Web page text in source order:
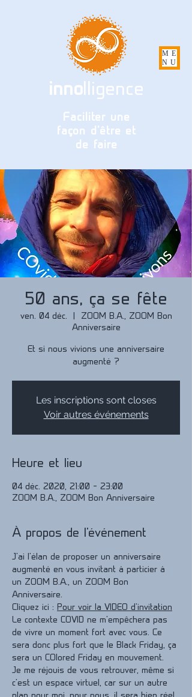
ME
NU
Faciliter une
façon d'être et
de faire
innolligence
50 ans, ça se fête
ven. 04 déc.
ZOOM B.A., ZOOM Bon
Anniversaire
Et si nous vivions une anniversaire
augmenté ?
Les inscriptions sont closes
Voir autres événements
Heure et lieu
04 déc. 2020, 21:00 – 23:00
ZOOM B.A., ZOOM Bon Anniversaire
À propos de l'événement
J'ai l'élan de proposer un anniversaire
augmenté en vous invitant à particier à
un ZOOM B.A., un ZOOM Bon
Anniversaire.
Cliquez ici : Pour voir la VIDEO d'invitation
Le contexte COVID ne m'empêchera pas
de vivre un moment fort avec vous. Ce
sera donc plus fort que le Black Friday, ça
sera un COlored Friday en mouvement.
Je me réjouis de vous retrouver, même si
c'est un espace virtuel, car sur un autre